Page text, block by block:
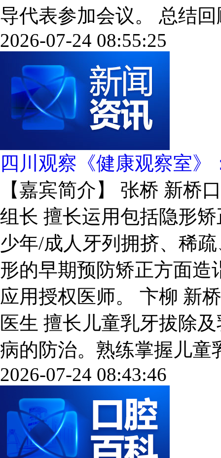
导代表参加会议。 总结
2026-07-24 08:55:25
四川观察《健康观察室
【嘉宾简介】 张桥 新桥
组长 擅长运用包括隐形
少年/成人牙列拥挤、稀
形的早期预防矫正方面
应用授权医师。 卞柳 新
医生 擅长儿童乳牙拔除
病的防治。熟练掌握儿童
2026-07-24 08:43:46